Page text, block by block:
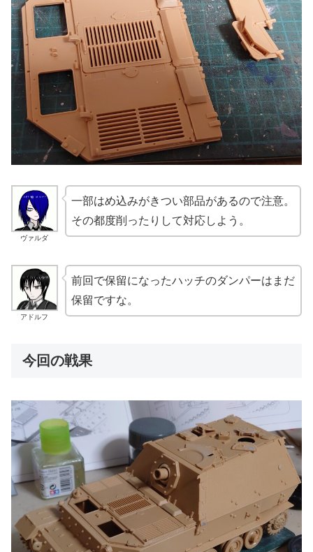
ヴァルダ
一部はめ込みがきつい部品があるので注意。
その都度削ったりして対応しよう。
アドルフ
前回で保留になったハッチのダンパーはまだ
保留ですな。
今回の戦果